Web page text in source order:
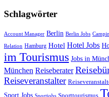
Schlagwörter
Account Manager Berlin Berlin Jobs
Relation Hamburg Hotel Hotel Jobs
im Tourismus Jobs in
München Reiseberater
Reiseveranstalter
Sport Jobs Sportjobs Sporttourismus